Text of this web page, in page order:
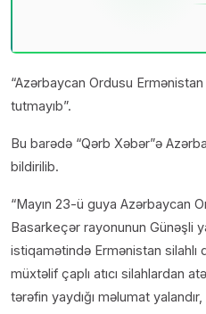
“Azərbaycan Ordusu
tutmayıb”.
Bu barədə “Qərb Xəbər”ə
bildirilib.
“Mayın 23-ü guya Azərbaycan
Basarkeçər rayonunun Günəşli
istiqamətində Ermənistan silahlı
müxtəlif çaplı atıcı silahlardan
tərəfin yaydığı məlumat